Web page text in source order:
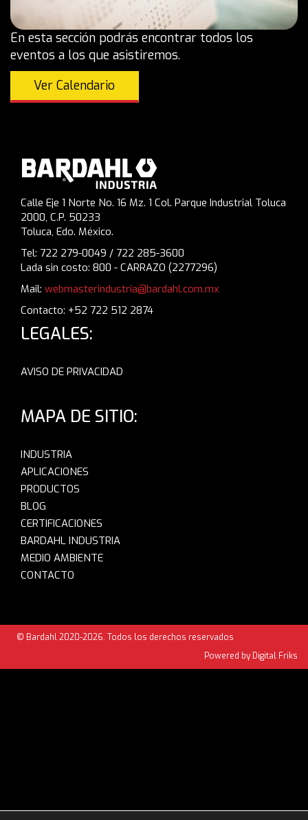
En esta sección podrás encontrar todos los
eventos a los que asistiremos.
Ver Calendario
Calle Eje 1 Norte No. 16 Mz. 1 Col. Parque Industrial Toluca
2000, C.P. 50233
Toluca, Edo. México.
Tel: 722 279-0049 / 722 285-3600
Lada sin costo: 800 - CARRAZO (2277296)
Mail: webmasterindustria@bardahl.com.mx
Contacto: +52 722 512 2874
LEGALES:
AVISO DE PRIVACIDAD
MAPA DE SITIO:
INDUSTRIA
APLICACIONES
PRODUCTOS
BLOG
CERTIFICACIONES
BARDAHL INDUSTRIA
MEDIO AMBIENTE
CONTACTO
© Bardahl 2020-2026. Todos los derechos reservados
Powered by Digital Friks